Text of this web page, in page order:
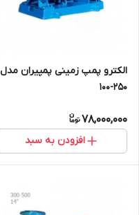
الکترو پمپ زمینی پمپیران مدل
250-100
78,000,000
افزودن به سبد